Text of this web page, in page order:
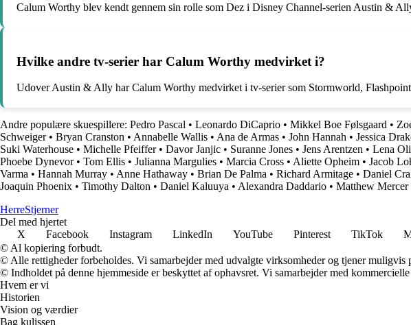
Calum Worthy blev kendt gennem sin rolle som Dez i Disney Channel-serien Austin &
Hvilke andre tv-serier har Calum Worthy medvirket i?
Udover Austin & Ally har Calum Worthy medvirket i tv-serier som Stormworld,
Andre populære skuespillere: Pedro Pascal • Leonardo DiCaprio • Mikkel Boe Følsgaard •
Schweiger• Bryan Cranston • Annabelle Wallis • Ana de Armas • John Hannah • Jessica
Suki Waterhouse • Michelle Pfeiffer• Davor Janjic • Suranne Jones • Jens Arentzen • Lena
Phoebe Dynevor• Tom Ellis • Julianna Margulies • Marcia Cross • Aliette Opheim • Jacob
Varma • Hannah Murray • Anne Hathaway • Brian De Palma • Richard Armitage • Daniel
Joaquin Phoenix • Timothy Dalton • Daniel Kaluuya • Alexandra Daddario • Matthew Mercer
HerreStjerner
Del med hjertet
X
Facebook Instagram LinkedIn YouTube Pinterest TikTok
© Al kopiering forbudt.
© Alle rettigheder forbeholdes. Vi samarbejder med udvalgte virksomheder og tjener muligvis
© Indholdet på denne hjemmeside er beskyttet af ophavsret. Vi samarbejder med
Hvem er vi
Historien
Vision og værdier
Bag kulissen